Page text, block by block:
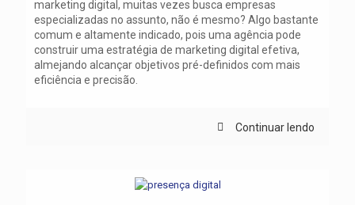
marketing digital, muitas vezes busca empresas
especializadas no assunto, não é mesmo? Algo bastante
comum e altamente indicado, pois uma agência pode
construir uma estratégia de marketing digital efetiva,
almejando alcançar objetivos pré-definidos com mais
eficiência e precisão.
Continuar lendo